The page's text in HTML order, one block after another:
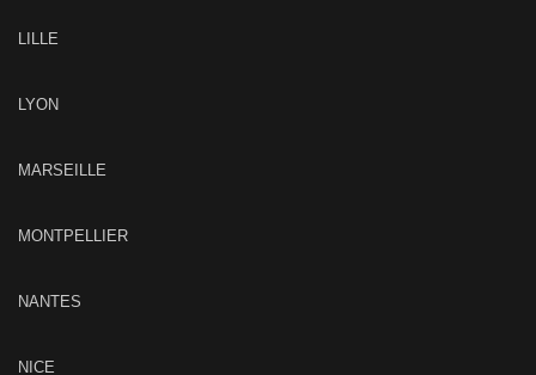
LILLE
LYON
MARSEILLE
MONTPELLIER
NANTES
NICE